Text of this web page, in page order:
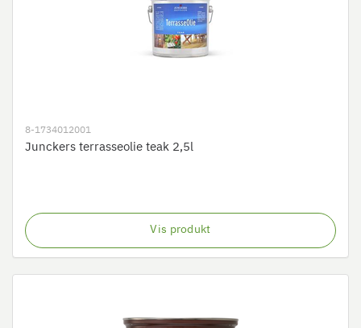
8-1734012001
Junckers terrasseolie teak 2,5l
Vis produkt